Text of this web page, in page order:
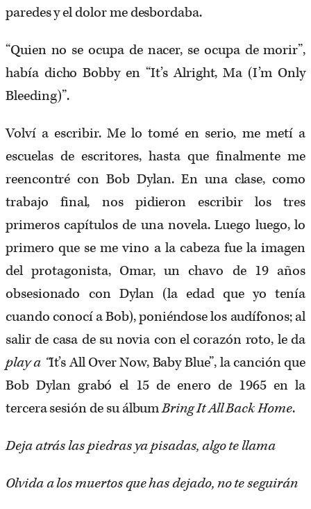
paredes y el dolor me desbordaba.
“Quien no se ocupa de nacer, se ocupa de morir”,
había dicho Bobby en “It’s Alright, Ma (I’m​ Only
Bleeding)”.
Volví a escribir. Me lo tomé en serio, me metí a
escuelas de escritores, hasta que finalmente me
reencontré con Bob Dylan. En una clase, como
trabajo final, nos pidieron escribir los tres
primeros capítulos de una novela. Luego luego, lo
primero que se me vino a la cabeza fue la imagen
del protagonista, Omar, un chavo de 19 años
obsesionado con Dylan (la edad que yo tenía
cuando conocí a Bob), poniéndose los audífonos; al
salir de casa de su novia con el corazón roto, le da
playa “It’s All Over Now, Baby Blue​”, la canción que
Bob Dylan grabó el 15 de enero de 1965 en la
tercera sesión de su álbumBring It All Back Home.
Deja atrás las piedras ya pisadas, algo te llama
Olvida a los muertos que has dejado, no te seguirán